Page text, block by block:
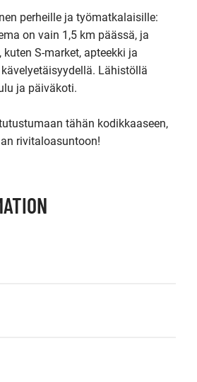
perheille ja työmatkalaisille:
on vain 1,5 km päässä, ja
S-market, apteekki ja
Lähistöllä
ja päiväkoti.
tähän kodikkaaseen,
rivitaloasuntoon!